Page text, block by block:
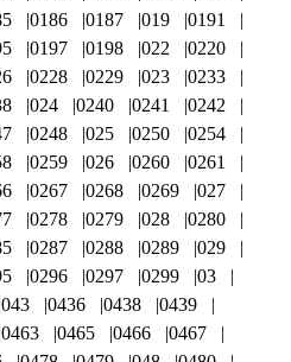
0186 0187 019
0191
0197 0198 022
0220
0228 0229 023
0233
024 0240 0241
0242
0248 025 0250
0254
0259 026 0260
0261
0267 0268 0269
027
0278 0279 028
0280
0287 0288 0289
029
0296 0297 0299
03
043 0436 0438
0439
0463 0465 0466
0467